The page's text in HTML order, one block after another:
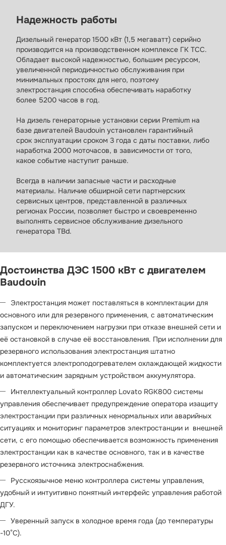
Надежность работы
Дизельный генератор 1500 кВт (1,5 мегаватт) серийно
производится на производственном комплексе ГК ТСС.
Обладает высокой надежностью, большим ресурсом,
увеличенной периодичностью обслуживания при
минимальных простоях для него, поэтому
электростанция способна обеспечивать наработку
болеe 5200 часов в год.
На дизель генераторные установки серии Premium на
базе двигателей Baudouin установлен гарантийный
срок эксплуатации сроком 3 года с даты поставки, либо
наработка 2000 моточасов, в зависимости от того,
какое событие наступит раньше.
Всегда в наличии запасные части и расходные
материалы. Наличие обширной сети партнерских
сервисных центров, представленной в различных
регионах России, позволяет быстро и своевременно
выполнять сервисное обслуживание дизельного
генератора TBd.
Достоинства ДЭС 1500 кВт с двигателем
Baudouin
Электростанция может поставляться в комплектации для
основного или для резервного применения, с автоматическим
запуском и переключением нагрузки при отказе внешней сети и
её остановкой в случае её восстановления. При исполнении для
резервного использования электростанция штатно
комплектуется электроподогревателем охлаждающей жидкости
и автоматическим зарядным устройством аккумулятора.
Интеллектуальный контроллер Lovato RGK800 системы
управления обеспечивает предупреждение оператора изащиту
электростанции при различных ненормальных или аварийных
ситуациях и мониторинг параметров электростанции и внешней
сети, с его помощью обеспечивается возможность применения
электростанции как в качестве основного, так и в качестве
резервного источника электроснабжения.
Русскоязычное меню контроллера системы управления,
удобный и интуитивно понятный интерфейс управления работой
ДГУ.
Уверенный запуск в холодное время года (до температуры
-10°С).